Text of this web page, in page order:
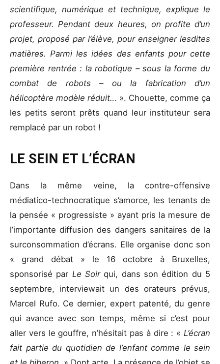
scientifique, numérique et technique, explique le
professeur. Pendant deux heures, on profite d’un
projet, proposé par l’élève, pour enseigner lesdites
matières. Parmi les idées des enfants pour cette
première rentrée : la robotique – sous la forme du
combat de robots – ou la fabrication d’un
hélicoptère modèle réduit… ». Chouette, comme ça
les petits seront prêts quand leur instituteur sera
remplacé par un robot !
LE SEIN ET L’ÉCRAN
Dans la même veine, la contre-offensive
médiatico-technocratique s’amorce, les tenants de
la pensée « progressiste » ayant pris la mesure de
l’importante diffusion des dangers sanitaires de la
surconsommation d’écrans. Elle organise donc son
« grand débat » le 16 octobre à Bruxelles,
sponsorisé par Le Soirqui, dans son édition du 5
septembre, interviewait un des orateurs prévus,
Marcel Rufo. Ce dernier, expert patenté, du genre
qui avance avec son temps, même si c’est pour
aller vers le gouffre, n’hésitait pas à dire : « L’écran
fait partie du quotidien de l’enfant comme le sein